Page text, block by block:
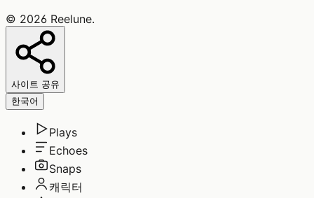
© 2026 Reelune.
사이트 공유
한국어
Plays
Echoes
Snaps
캐릭터